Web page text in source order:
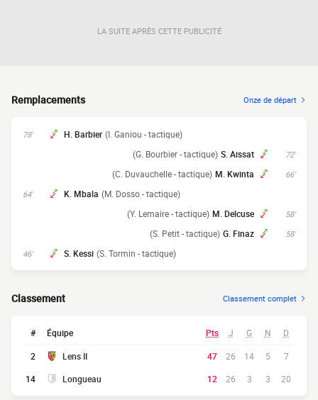
LA SUITE APRÈS CETTE PUBLICITÉ
Remplacements Onze de départ
78' H. Barbier (I. Ganiou - tactique)
72'
S. Aissat
(G. Bourbier - tactique)
66'
M. Kwinta
(C. Duvauchelle - tactique)
64' K. Mbala (M. Dosso - tactique)
58'
M. Delcuse
(Y. Lemaire - tactique)
58'
G. Finaz
(S. Petit - tactique)
46' S. Kessi (S. Tormin - tactique)
Classement Classement complet
# Équipe Pts J G N D
2 Lens II 47 26 14 5
7
14
Longueau 12 26 3 3 20